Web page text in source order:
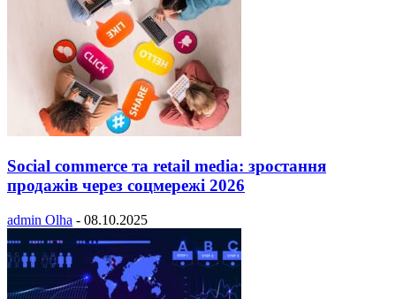
Social commerce та retail media: зростання
продажів через соцмережі 2026
admin Olha - 08.10.2025